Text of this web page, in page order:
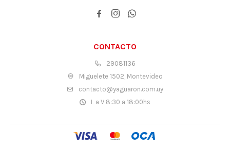
CONTACTO
29081136
Miguelete 1502, Montevideo
contacto@yaguaron.com.uy
L a V 8:30 a 18:00hs
  